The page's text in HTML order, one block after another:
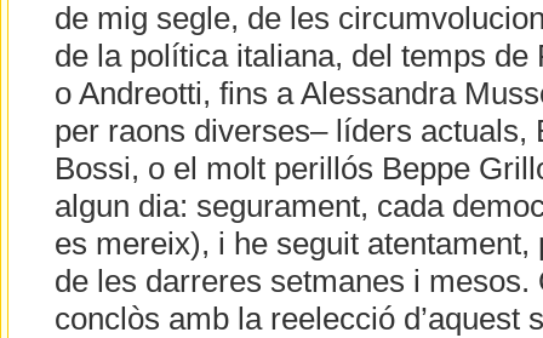
de mig segle, de les
de la política italiana, del temps
o Andreotti, fins a Alessandra
per raons diverses– líders actuals,
Bossi, o el molt perillós Beppe
algun dia: segurament, cada
es mereix), i he seguit
de les darreres setmanes i mesos.
conclòs amb la reelecció d’aquest